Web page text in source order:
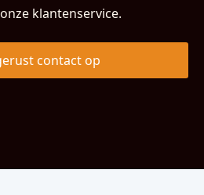
klantenservice.
contact op